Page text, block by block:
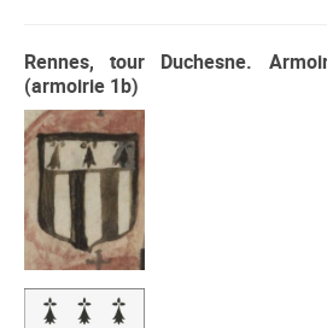
Rennes, tour Duchesne.
(armoirie 1b)